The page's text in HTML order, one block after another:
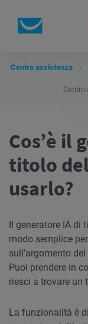
Centro assistenza
Cos’è il
titolo
usarlo?
Il generatore IA di
modo semplice
sull’argomento
Puoi prendere in
riesci a trovare un
La funzionalità è